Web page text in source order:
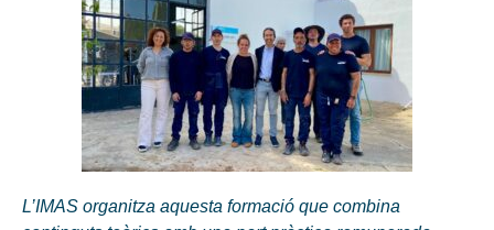
L’IMAS organitza aquesta formació que combina